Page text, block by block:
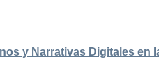
y Narrativas Digitales en